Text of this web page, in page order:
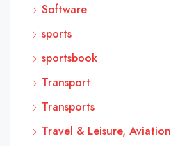
Software
sports
sportsbook
Transport
Transports
Travel & Leisure, Aviation